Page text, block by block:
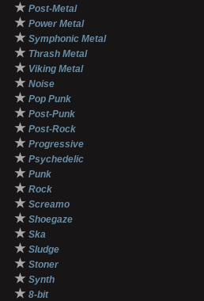
★ Post-Metal
★ Power Metal
★ Symphonic Metal
★ Thrash Metal
★ Viking Metal
★ Noise
★ Pop Punk
★ Post-Punk
★ Post-Rock
★ Progressive
★ Psychedelic
★ Punk
★ Rock
★ Screamo
★ Shoegaze
★ Ska
★ Sludge
★ Stoner
★ Synth
★ 8-bit